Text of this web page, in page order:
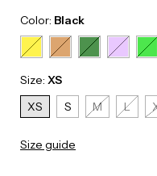
Color: Black
Size: XS
XS
S M L
Size guide